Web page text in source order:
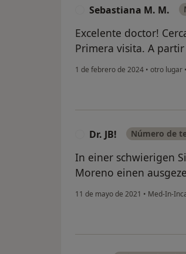
Sebastiana M. M.
Excelente doctor!
Primera visita. A
1 de febrero de 2024 • otro lugar •
Dr. JB! Número de
In einer schwierigen
Moreno einen
11 de mayo de 2021 • Med-In-